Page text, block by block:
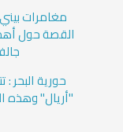
مغامرات
القصة حول
حورية
"أريال" وهذه